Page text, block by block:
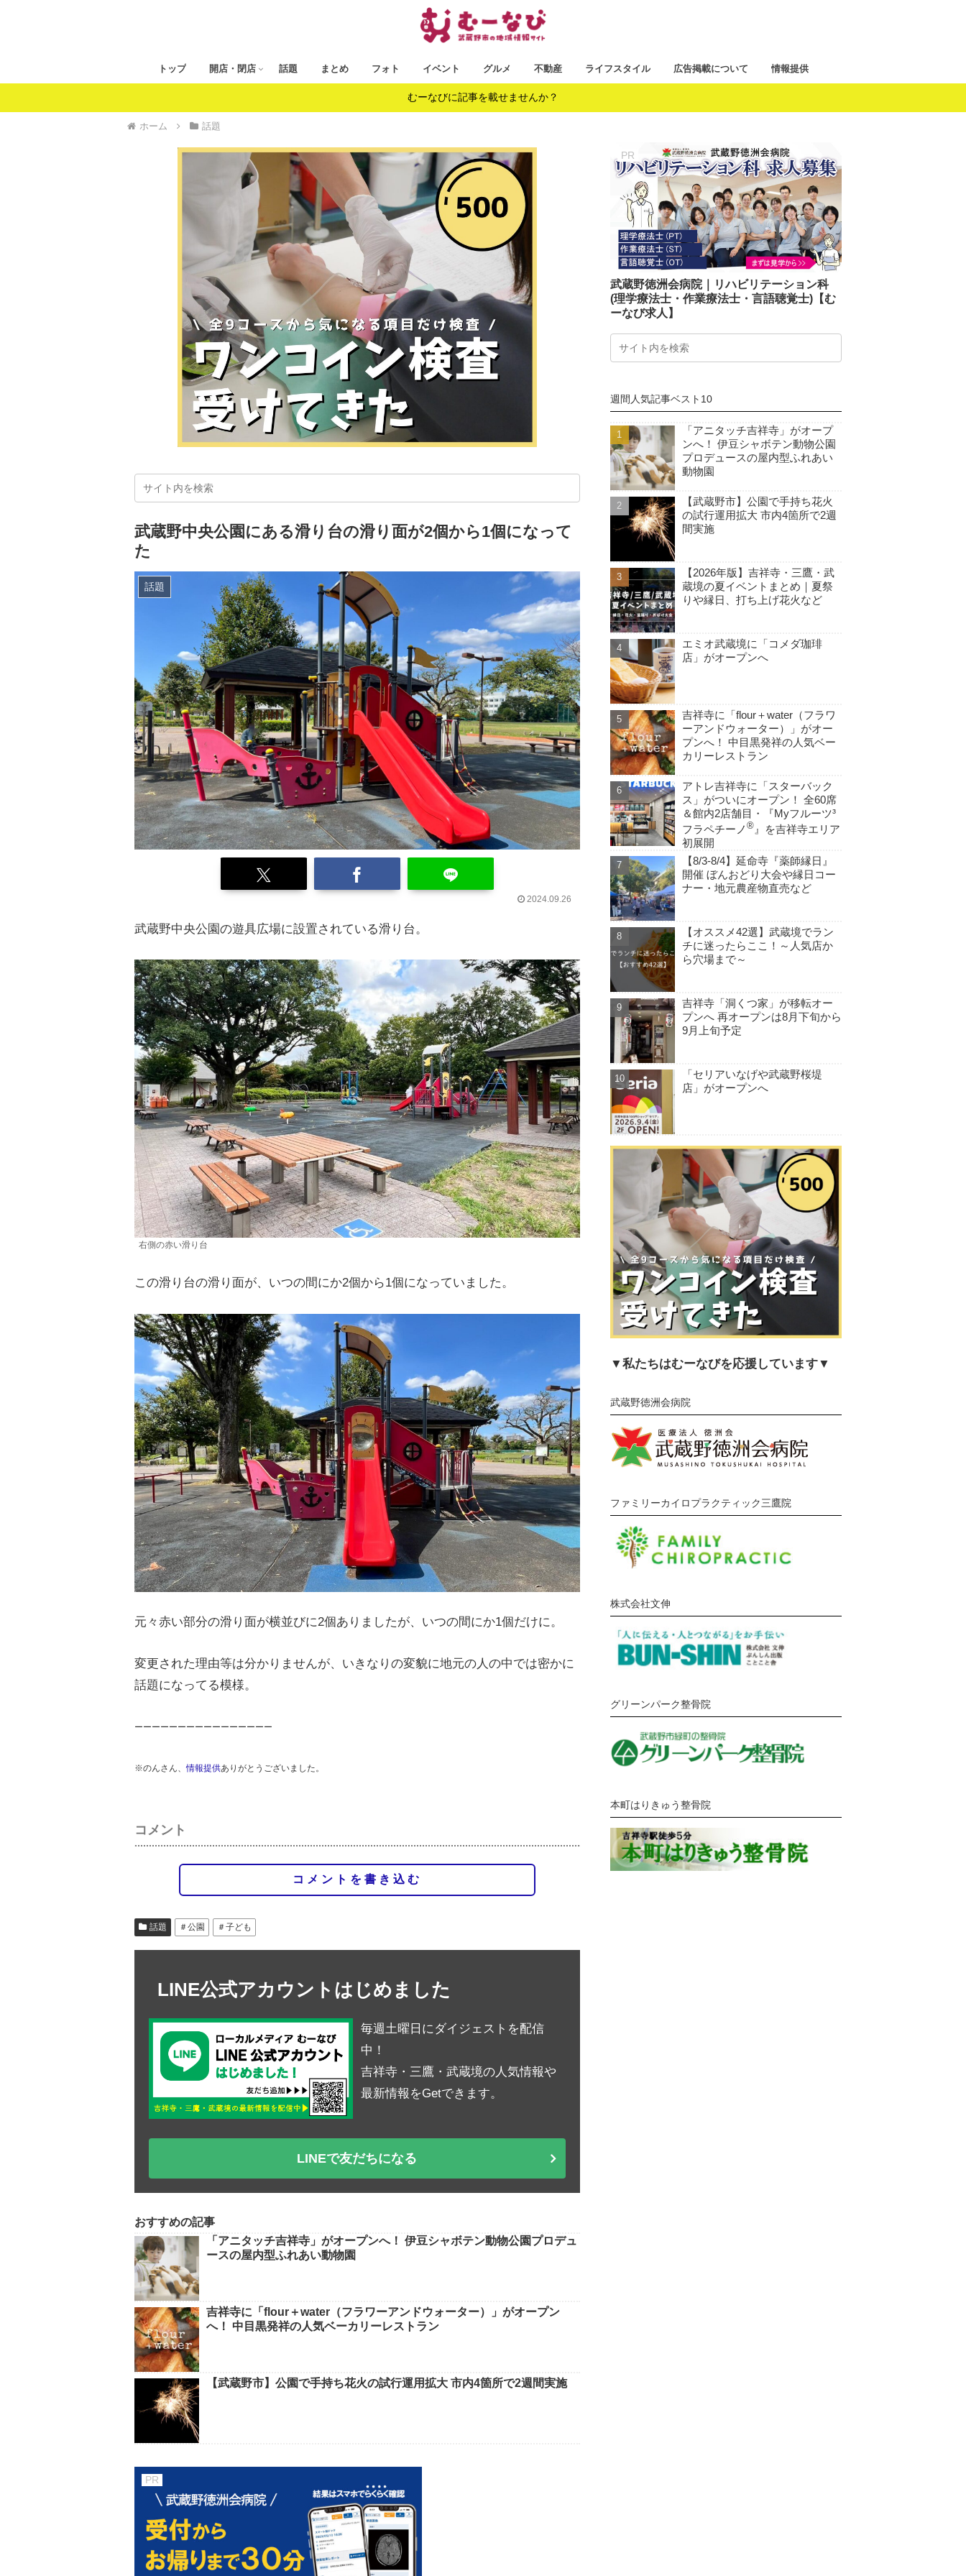
トップ 開店・閉店 話題 まとめ フォト イベント グルメ 不動産 ライフスタイル 広告掲載について 情報提供
むーなびに記事を載せませんか？
ホーム 話題
武蔵野中央公園にある滑り台の滑り面が2個から1個になって
た
話題
2024.09.26
武蔵野中央公園の遊具広場に設置されている滑り台。
右側の赤い滑り台
この滑り台の滑り面が、いつの間にか2個から1個になっていました。
元々赤い部分の滑り面が横並びに2個ありましたが、いつの間にか1個だけに。
変更された理由等は分かりませんが、いきなりの変貌に地元の人の中では密かに
話題になってる模様。
ーーーーーーーーーーーーーーーー
※のんさん、情報提供ありがとうございました。
コメント
コメントを書き込む
話題 ＃公園 ＃子ども
LINE公式アカウントはじめました
毎週土曜日にダイジェストを配信
中！
吉祥寺・三鷹・武蔵境の人気情報や
最新情報をGetできます。
LINEで友だちになる
おすすめの記事
「アニタッチ吉祥寺」がオープンへ！ 伊豆シャボテン動物公園プロデュ
ースの屋内型ふれあい動物園
吉祥寺に「flour＋water（フラワーアンドウォーター）」がオープン
へ！ 中目黒発祥の人気ベーカリーレストラン
【武蔵野市】公園で手持ち花火の試行運用拡大 市内4箇所で2週間実施
武蔵野徳洲会病院｜リハビリテーション科
(理学療法士・作業療法士・言語聴覚士)【む
ーなび求人】
週間人気記事ベスト10
「アニタッチ吉祥寺」がオープ
ンへ！ 伊豆シャボテン動物公園
プロデュースの屋内型ふれあい
動物園
【武蔵野市】公園で手持ち花火
の試行運用拡大 市内4箇所で2週
間実施
【2026年版】吉祥寺・三鷹・武
蔵境の夏イベントまとめ｜夏祭
りや縁日、打ち上げ花火など
エミオ武蔵境に「コメダ珈琲
店」がオープンへ
吉祥寺に「flour＋water（フラワ
ーアンドウォーター）」がオー
プンへ！ 中目黒発祥の人気ベー
カリーレストラン
アトレ吉祥寺に「スターバック
ス」がついにオープン！ 全60席
＆館内2店舗目・『Myフルーツ³
フラペチーノ ®』を吉祥寺エリア
初展開
【8/3-8/4】延命寺『薬師縁日』
開催 ぼんおどり大会や縁日コー
ナー・地元農産物直売など
【オススメ42選】武蔵境でラン
チに迷ったらここ！～人気店か
ら穴場まで～
吉祥寺「洞くつ家」が移転オー
プンへ 再オープンは8月下旬から
9月上旬予定
「セリアいなげや武蔵野桜堤
店」がオープンへ
▼私たちはむーなびを応援しています▼
武蔵野徳洲会病院
ファミリーカイロプラクティック三鷹院
株式会社文伸
グリーンパーク整骨院
本町はりきゅう整骨院